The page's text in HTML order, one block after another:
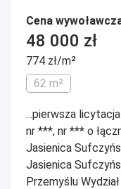
Cena
48 000 zł
774 zł/m²
62 m²
...pierwsza
nr ***, nr *** o
Jasienica
Jasienica
Przemyślu